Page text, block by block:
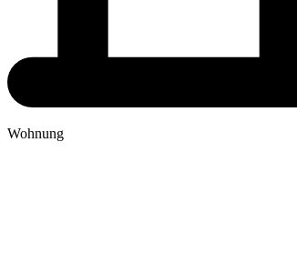
Wohnung